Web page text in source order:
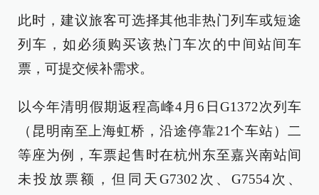
此时，建议旅客可选择其他非热门列车或短途
列车，如必须购买该热门车次的中间站间车
票，可提交候补需求。
以今年清明假期返程高峰4月6日G1372次列车
（昆明南至上海虹桥，沿途停靠21个车站）二
等座为例，车票起售时在杭州东至嘉兴南站间
未投放票额，但同天G7302次、G7554次、